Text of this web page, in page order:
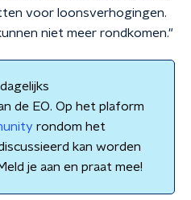
voor loonsverhogingen.
niet meer rondkomen."
de EO. Op het plaform
rondom het
kan worden
je aan en praat mee!